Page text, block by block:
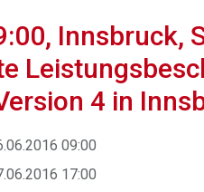
Innsbruck,
4 in
09:00
17:00